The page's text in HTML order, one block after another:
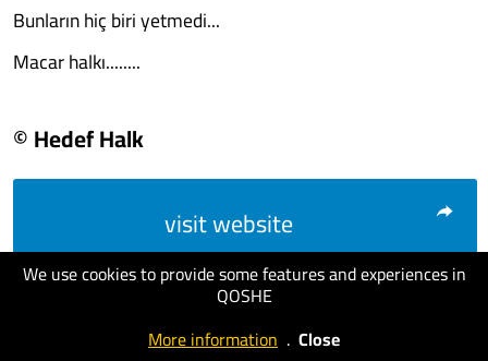
We use cookies to provide some features and experiences in
QOSHE
More information . Close
Bunların hiç biri yetmedi...
Macar halkı........
© Hedef Halk
visit website